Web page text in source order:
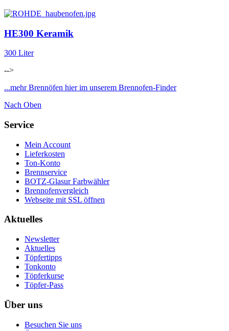
HE300 Keramik
300 Liter
-->
...mehr Brennöfen hier im unserem Brennofen-Finder
Nach Oben
Service
Mein Account
Lieferkosten
Ton-Konto
Brennservice
BOTZ-Glasur Farbwähler
Brennofenvergleich
Webseite mit SSL öffnen
Aktuelles
Newsletter
Aktuelles
Töpfertipps
Tonkonto
Töpferkurse
Töpfer-Pass
Über uns
Besuchen Sie uns